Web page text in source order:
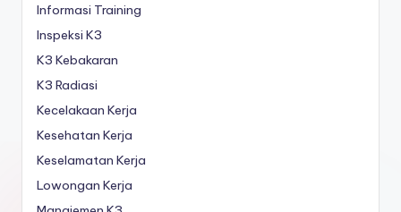
Informasi Training
Inspeksi K3
K3 Kebakaran
K3 Radiasi
Kecelakaan Kerja
Kesehatan Kerja
Keselamatan Kerja
Lowongan Kerja